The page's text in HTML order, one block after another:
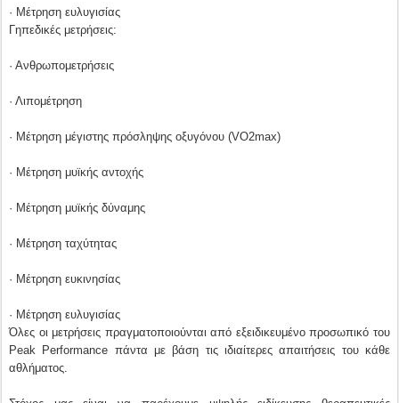
· Μέτρηση ευλυγισίας
Γηπεδικές μετρήσεις:
· Ανθρωπομετρήσεις
· Λιπομέτρηση
· Μέτρηση μέγιστης πρόσληψης οξυγόνου (VO2max)
· Μέτρηση μυϊκής αντοχής
· Μέτρηση μυϊκής δύναμης
· Μέτρηση ταχύτητας
· Μέτρηση ευκινησίας
· Μέτρηση ευλυγισίας
Όλες οι μετρήσεις πραγματοποιούνται από εξειδικευμένο προσωπικό του
Peak Performance πάντα με βάση τις ιδιαίτερες απαιτήσεις του κάθε
αθλήματος.